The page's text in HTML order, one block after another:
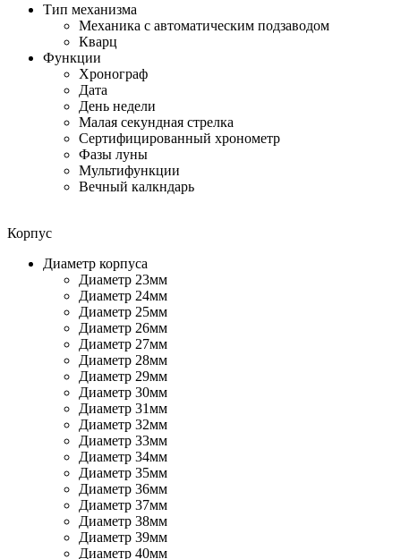
Тип механизма
Механика с автоматическим подзаводом
Кварц
Функции
Хронограф
Дата
День недели
Малая секундная стрелка
Сертифицированный хронометр
Фазы луны
Мультифункции
Вечный калкндарь
Корпус
Диаметр корпуса
Диаметр 23мм
Диаметр 24мм
Диаметр 25мм
Диаметр 26мм
Диаметр 27мм
Диаметр 28мм
Диаметр 29мм
Диаметр 30мм
Диаметр 31мм
Диаметр 32мм
Диаметр 33мм
Диаметр 34мм
Диаметр 35мм
Диаметр 36мм
Диаметр 37мм
Диаметр 38мм
Диаметр 39мм
Диаметр 40мм